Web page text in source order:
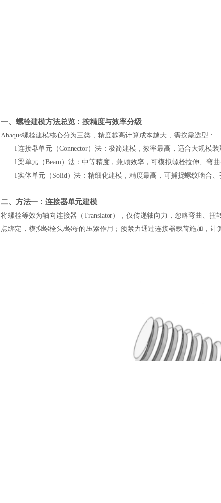
一、螺栓建模方法总览：按精度与效率分级
Abaqus螺栓建模核心分为三类，精度越高计算成本越大，需按需选型：
l 连接器单元（Connector）法：极简建模，效率最高，适合大规模
l 梁单元（Beam）法：中等精度，兼顾效率，可模拟螺栓拉伸、弯
l 实体单元（Solid）法：精细化建模，精度最高，可捕捉螺纹啮合
二、方法一：连接器单元建模
将螺栓等效为轴向连接器（Translator），仅传递轴向力，忽略弯曲、
点绑定，模拟螺栓头/螺母的压紧作用；预紧力通过连接器载荷施加，计